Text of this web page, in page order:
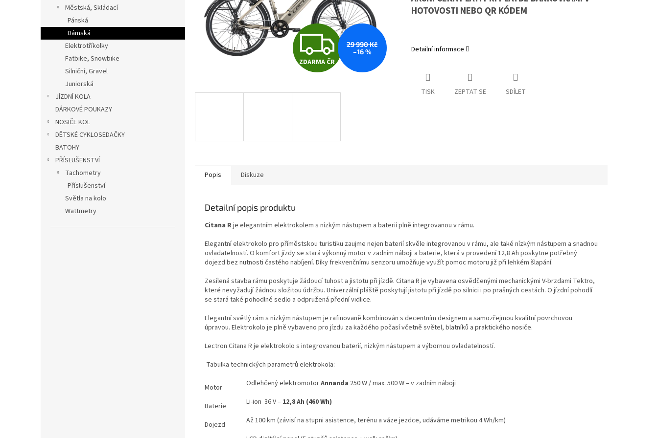
l
Městská, Skládací
Pánská
Dámská
Elektrotříkolky
Fatbike, Snowbike
Silniční, Gravel
Juniorská
JÍZDNÍ KOLA
DÁRKOVÉ POUKAZY
NOSIČE KOL
DĚTSKÉ CYKLOSEDAČKY
BATOHY
PŘÍSLUŠENSTVÍ
Tachometry
Příslušenství
Světla na kolo
Wattmetry
Z
D
R
A
ZDARMA ČR
29 990 Kč
–16 %
HOTOVOSTI NEBO QR KÓDEM
Detailní informace
TISK ZEPTAT SE SDÍLET
Popis Diskuze
Detailní popis produktu
Citana Rje elegantním elektrokolem s nízkým nástupem a baterií plně integrovanou v rámu.
Elegantní elektrokolo pro příměstskou turistiku zaujme nejen baterií skvěle integrovanou v rámu, ale také nízkým nástupem a snadnou
ovladatelností. O komfort jízdy se stará výkonný motor v zadním náboji a baterie, která v provedení 12,8 Ah poskytne potřebný
dojezd bez nutnosti častého nabíjení. Díky frekvenčnímu senzoru umožňuje využít pomoc motoru již při lehkém šlapání.
Zesílená stavba rámu poskytuje žádoucí tuhost a jistotu při jízdě. Citana R je vybavena osvědčenými mechanickými V-brzdami Tektro,
které nevyžadují žádnou složitou údržbu. Univerzální pláště poskytují jistotu při jízdě po silnici i po prašných cestách. O jízdní pohodlí
se stará také pohodlné sedlo a odpružená přední vidlice.
Elegantní světlý rám s nízkým nástupem je rafinovaně kombinován s decentním designem a samozřejmou kvalitní povrchovou
úpravou. Elektrokolo je plně vybaveno pro jízdu za každého počasí včetně světel, blatníků a praktického nosiče.
Lectron Citana R je elektrokolo s integrovanou baterií, nízkým nástupem a výbornou ovladatelností.
Tabulka technických parametrů elektrokola:
Motor Odlehčený elektromotorAnnanda 250 W / max. 500 W – v zadním náboji
Baterie Li-ion 36 V – 12,8 Ah (460 Wh)
Dojezd Až 100 km (závisí na stupni asistence, terénu a váze jezdce, udáváme metrikou 4 Wh/km)